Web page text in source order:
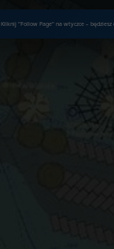
Kliknij "Follow Page" na wtyczce –